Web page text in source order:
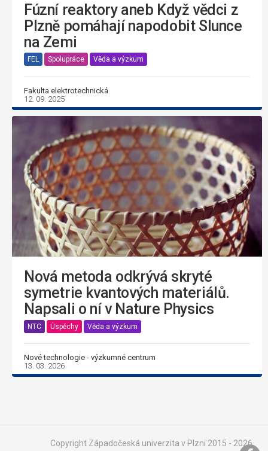
Fúzní reaktory aneb Když vědci z
Plzně pomáhají napodobit Slunce
na Zemi
FEL Spolupráce Věda a výzkum
Fakulta elektrotechnická
12. 09. 2025
Nová metoda odkrývá skryté
symetrie kvantových materiálů.
Napsali o ní v Nature Physics
NTC Úspěchy Věda a výzkum
Nové technologie - výzkumné centrum
13. 03. 2026
Copyright Západočeská univerzita v Plzni 2015 - 2026,